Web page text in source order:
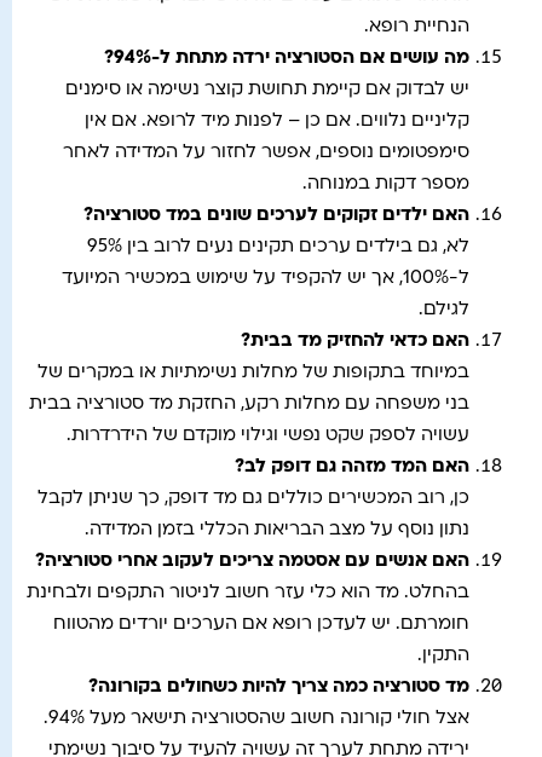
הנחיית רופא.
מה עושים אם הסטורציה ירדה מתחת ל-94%
?
יש לבדוק אם קיימת תחושת קוצר נשימה או סימנים
קליניים נלווים. אם כן – לפנות מיד לרופא. אם אין
סימפטומים נוספים, אפשר לחזור על המדידה לאחר
מספר דקות במנוחה.
האם ילדים זקוקים לערכים שונים במד סטורציה?
לא, גם בילדים ערכים תקינים נעים לרוב בין 95%
ל-100%, אך יש להקפיד על שימוש במכשיר המיועד
לגילם.
האם כדאי להחזיק מד בבית?
במיוחד בתקופות של מחלות נשימתיות או במקרים של
בני משפחה עם מחלות רקע, החזקת מד סטורציה בבית
עשויה לספק שקט נפשי וגילוי מוקדם של הידרדרות.
האם המד מזהה גם דופק לב?
כן, רוב המכשירים כוללים גם מד דופק, כך שניתן לקבל
נתון נוסף על מצב הבריאות הכללי בזמן המדידה.
האם אנשים עם אסטמה צריכים לעקוב אחרי סטורציה?
בהחלט. מד הוא כלי עזר חשוב לניטור התקפים ולבחינת
חומרתם. יש לעדכן רופא אם הערכים יורדים מהטווח
התקין.
מד סטורציה כמה צריך להיות כשחולים בקורונה?
אצל חולי קורונה חשוב שהסטורציה תישאר מעל 94%.
ירידה מתחת לערך זה עשויה להעיד על סיבוך נשימתי